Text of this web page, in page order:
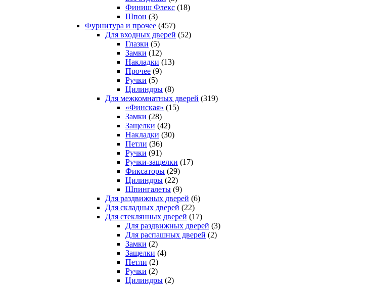
Финиш Флекс (18)
Шпон (3)
Фурнитура и прочее (457)
Для входных дверей (52)
Глазки (5)
Замки (12)
Накладки (13)
Прочее (9)
Ручки (5)
Цилиндры (8)
Для межкомнатных дверей (319)
«Финская» (15)
Замки (28)
Защелки (42)
Накладки (30)
Петли (36)
Ручки (91)
Ручки-защелки (17)
Фиксаторы (29)
Цилиндры (22)
Шпингалеты (9)
Для раздвижных дверей (6)
Для складных дверей (22)
Для стеклянных дверей (17)
Для раздвижных дверей (3)
Для распашных дверей (2)
Замки (2)
Защелки (4)
Петли (2)
Ручки (2)
Цилиндры (2)